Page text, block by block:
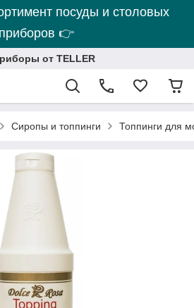
посуды и столовых
приборов 👉
от TELLER
Сиропы и топпинги Топпинги для